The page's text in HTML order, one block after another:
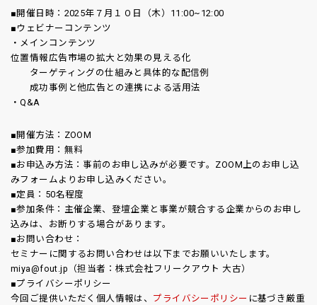
■開催日時：2025年７月１０日（木）11:00~12:00
■ウェビナーコンテンツ
・メインコンテンツ
位置情報広告市場の拡大と効果の見える化
ターゲティングの仕組みと具体的な配信例
成功事例と他広告との連携による活用法
・Q&A
■開催方法：ZOOM
■参加費用：無料
■お申込み方法：事前のお申し込みが必要です。ZOOM上のお申し込
みフォームよりお申し込みください。
■定員：50名程度
■参加条件：主催企業、登壇企業と事業が競合する企業からのお申し
込みは、お断りする場合があります。
■お問い合わせ：
セミナーに関するお問い合わせは以下までお願いいたします。
miya@fout.jp（担当者：株式会社フリークアウト 大古）
■プライバシーポリシー
今回ご提供いただく個⼈情報は、 プライバシーポリシー に基づき厳重